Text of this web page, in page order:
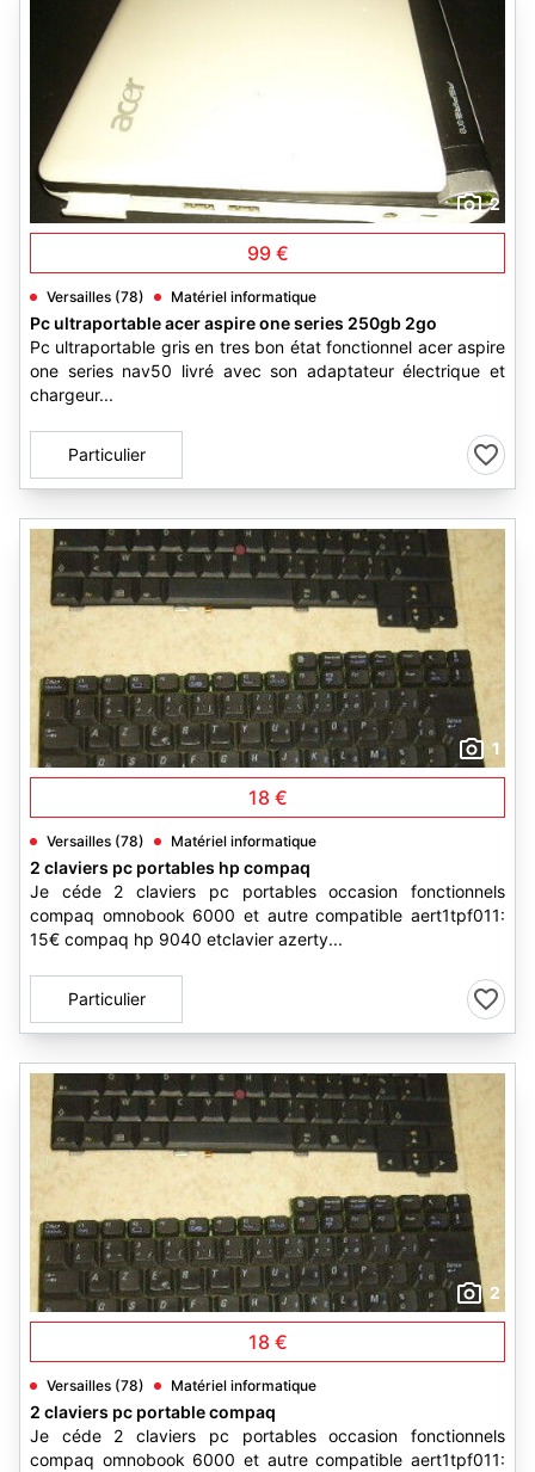
2
99 €
Versailles (78) Matériel informatique
Pc ultraportable acer aspire one series 250gb 2go
Pc ultraportable gris en tres bon état fonctionnel acer aspire
one series nav50 livré avec son adaptateur électrique et
chargeur...
Particulier
1
18 €
Versailles (78) Matériel informatique
2 claviers pc portables hp compaq
Je céde 2 claviers pc portables occasion fonctionnels
compaq omnobook 6000 et autre compatible aert1tpf011:
15€ compaq hp 9040 etclavier azerty...
Particulier
2
18 €
Versailles (78) Matériel informatique
2 claviers pc portable compaq
Je céde 2 claviers pc portables occasion fonctionnels
compaq omnobook 6000 et autre compatible aert1tpf011: